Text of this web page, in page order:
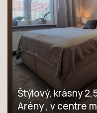
Štýlový, krásny
Arény , v centre